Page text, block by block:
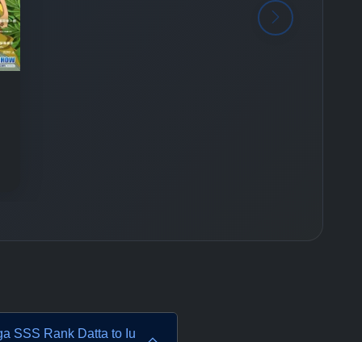
SSS Rank Datta to Iu